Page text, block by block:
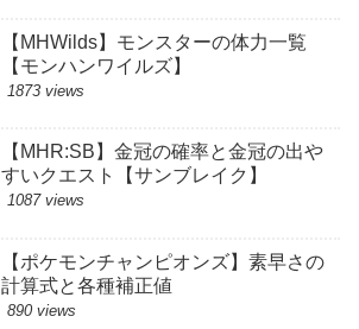
【MHWilds】モンスターの体力一覧
【モンハンワイルズ】
1873 views
【MHR:SB】金冠の確率と金冠の出や
すいクエスト【サンブレイク】
1087 views
【ポケモンチャンピオンズ】素早さの
計算式と各種補正値
890 views